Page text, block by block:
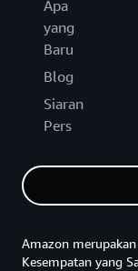
Apa
yang
Baru
Blog
Siaran
Pers
Amazon
Kesempatan yang